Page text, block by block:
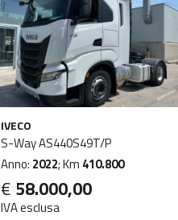
IVECO
S-Way AS440S49T/P
Anno: 2022; Km 410.800
€ 58.000,00
IVA esclusa